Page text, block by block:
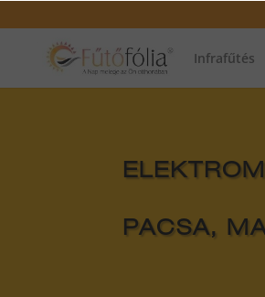
Infrafűtés
PACSA,